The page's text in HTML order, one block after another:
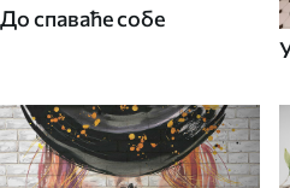
До спаваће собе